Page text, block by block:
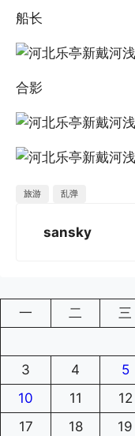
船长
合影
旅游 乱弹
sansky
一
二 三
3
4 5
10
11 12
17
18 19